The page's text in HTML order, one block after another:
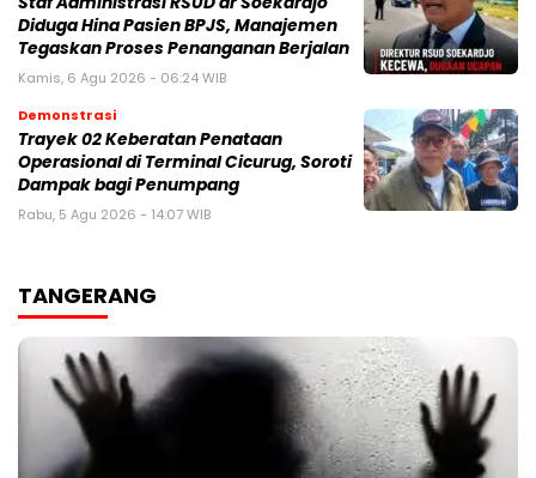
Diduga Hina Pasien BPJS, Manajemen
Tegaskan Proses Penanganan Berjalan
Kamis, 6 Agu 2026 - 06:24 WIB
Demonstrasi
‎Trayek 02 Keberatan Penataan
Operasional di Terminal Cicurug, Soroti
Dampak bagi Penumpang
Rabu, 5 Agu 2026 - 14:07 WIB
TANGERANG